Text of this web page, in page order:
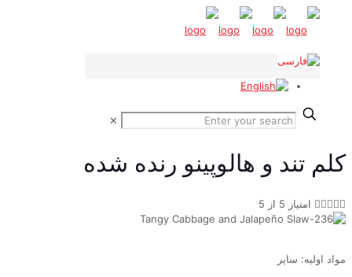
✕
کلم تند و هالوپینو رنده شده
 امتیاز 5 از 5
مواد اولیه: سایر